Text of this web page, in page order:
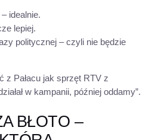
idealnie.
lepiej.
politycznej – czyli nie będzie
z Pałacu jak sprzęt RTV z
w kampanii, później oddamy”.
BŁOTO –